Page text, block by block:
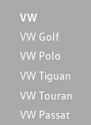
VW
VW Golf
VW Polo
VW Tiguan
VW Touran
VW Passat